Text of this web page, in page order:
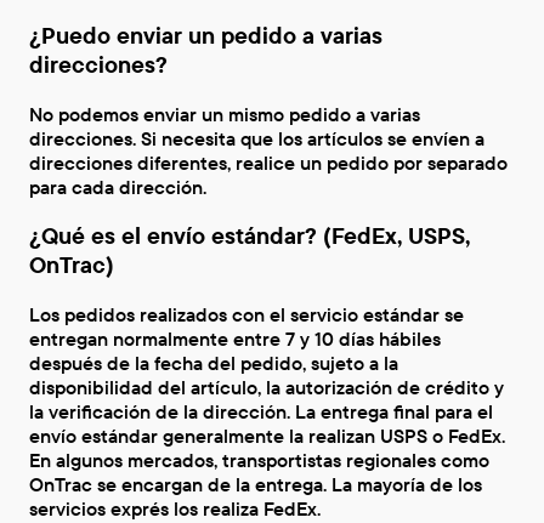
¿Puedo enviar un pedido a varias
direcciones?
No podemos enviar un mismo pedido a varias
direcciones. Si necesita que los artículos se envíen a
direcciones diferentes, realice un pedido por separado
para cada dirección.
¿Qué es el envío estándar? (FedEx, USPS,
OnTrac)
Los pedidos realizados con el servicio estándar se
entregan normalmente entre 7 y 10 días hábiles
después de la fecha del pedido, sujeto a la
disponibilidad del artículo, la autorización de crédito y
la verificación de la dirección. La entrega final para el
envío estándar generalmente la realizan USPS o FedEx.
En algunos mercados, transportistas regionales como
OnTrac se encargan de la entrega. La mayoría de los
servicios exprés los realiza FedEx.